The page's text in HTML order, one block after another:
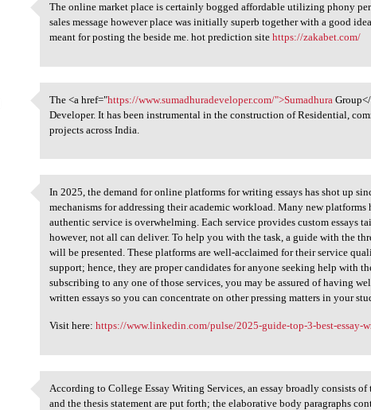
The online market place is
The online market place is certainly bogged affordable utilizing phony
sales message however place was initially superb together with a good
meant for posting the beside me. hot prediction sitehttps://zakabet.com/
The <a href="https://www
The <a href="https://www.sumadhuradeveloper.com/">Sumadhura
Developer. It has been instrumental in the construction of Residential,
projects across India.
In 2025, the demand for
In 2025, the demand for online platforms for writing essays has shot up
mechanisms for addressing their academic workload. Many new platforms
authentic service is overwhelming. Each service provides custom essays
however, not all can deliver. To help you with the task, a guide with the
will be presented. These platforms are well-acclaimed for their service
support; hence, they are proper candidates for anyone seeking help with
subscribing to any one of those services, you may be assured of having
written essays so you can concentrate on other pressing matters in your
Visit here:https://www.linkedin.com/pulse/2025-guide-top-3-best-essay-
According to College Essay
According to College Essay Writing Services, an essay broadly consists
and the thesis statement are put forth; the elaborative body paragraphs